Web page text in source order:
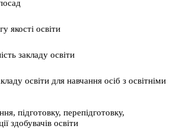
якості освіти
закладу освіти
освіти для навчання осіб з освітніми
підготовку, перепідготовку,
здобувачів освіти